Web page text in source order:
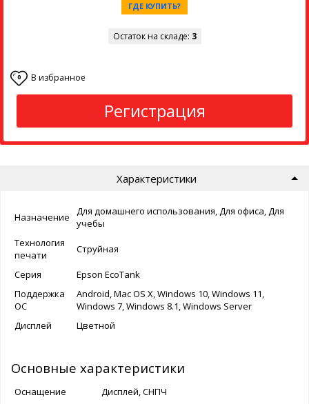
ГДЕ КУПИТЬ?
Остаток на складе: 3
0 В избранное
Регистрация
Характеристики
Назначение
Для домашнего использования, Для офиса, Для
учебы
Технология
печати
Струйная
Серия
Epson EcoTank
Поддержка
ОС
Android, Mac OS X, Windows 10, Windows 11,
Windows 7, Windows 8.1, Windows Server
Дисплей
Цветной
Основные характеристики
Оснащение Дисплей, СНПЧ